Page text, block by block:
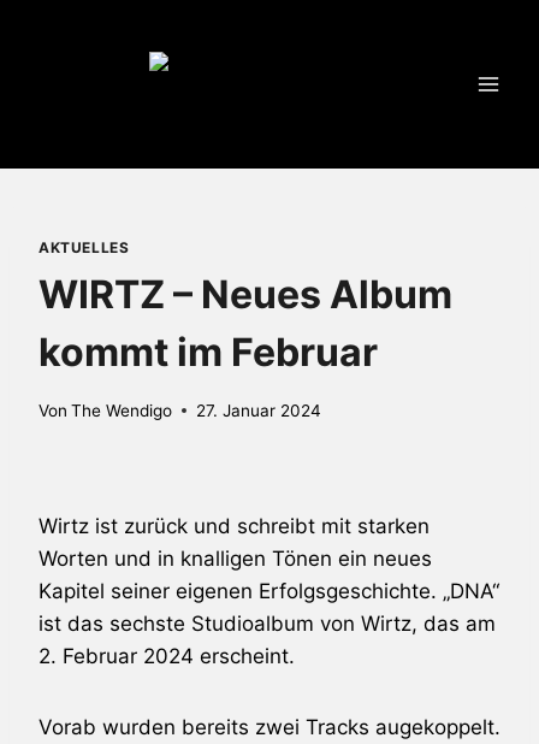
AKTUELLES
WIRTZ – Neues Album
kommt im Februar
Von The Wendigo 27. Januar 2024
Wirtz ist zurück und schreibt mit starken
Worten und in knalligen Tönen ein neues
Kapitel seiner eigenen Erfolgsgeschichte. „DNA“
ist das sechste Studioalbum von Wirtz, das am
2. Februar 2024 erscheint.
Vorab wurden bereits zwei Tracks augekoppelt.